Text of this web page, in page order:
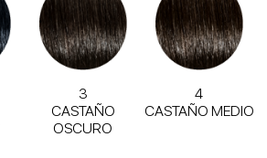
3
CASTAÑO
OSCURO
4
CASTAÑO MEDIO